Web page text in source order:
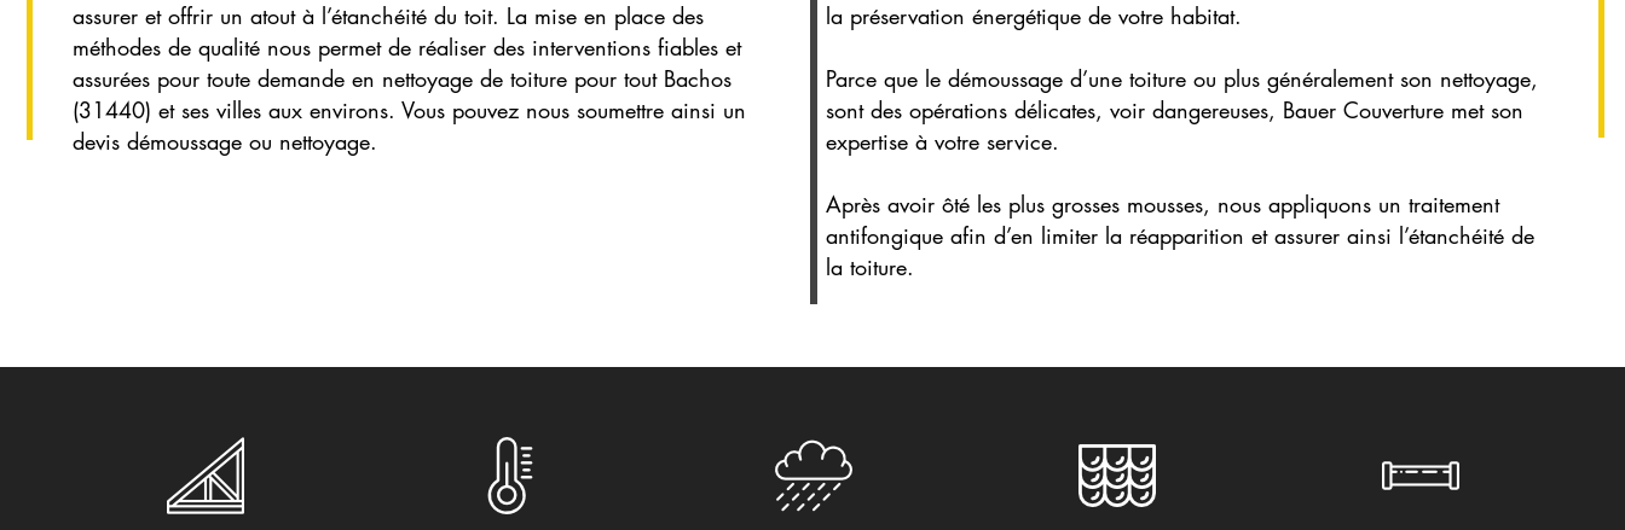
assurer et offrir un atout à l’étanchéité du toit. La mise en place des
méthodes de qualité nous permet de réaliser des interventions fiables et
assurées pour toute demande en nettoyage de toiture pour tout Bachos
(31440) et ses villes aux environs. Vous pouvez nous soumettre ainsi un
devis démoussage ou nettoyage.
la préservation énergétique de votre habitat.
Parce que le démoussage d’une toiture ou plus généralement son nettoyage,
sont des opérations délicates, voir dangereuses, Bauer Couverture met son
expertise à votre service.
Après avoir ôté les plus grosses mousses, nous appliquons un traitement
antifongique afin d’en limiter la réapparition et assurer ainsi l’étanchéité de
la toiture.